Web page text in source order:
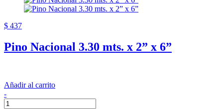
$ 437
Pino Nacional 3.30 mts. x 2” x 6”
Añadir al carrito
-